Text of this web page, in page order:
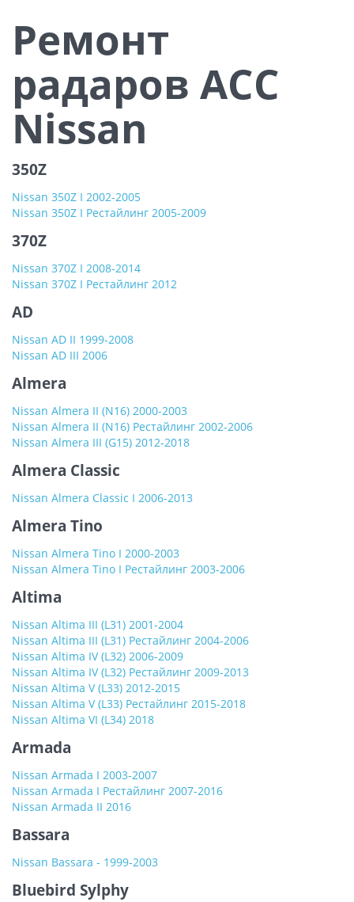
Ремонт
радаров АСС
Nissan
350Z
Nissan 350Z I 2002-2005
Nissan 350Z I Рестайлинг 2005-2009
370Z
Nissan 370Z I 2008-2014
Nissan 370Z I Рестайлинг 2012
AD
Nissan AD II 1999-2008
Nissan AD III 2006
Almera
Nissan Almera II (N16) 2000-2003
Nissan Almera II (N16) Рестайлинг 2002-2006
Nissan Almera III (G15) 2012-2018
Almera Classic
Nissan Almera Classic I 2006-2013
Almera Tino
Nissan Almera Tino I 2000-2003
Nissan Almera Tino I Рестайлинг 2003-2006
Altima
Nissan Altima III (L31) 2001-2004
Nissan Altima III (L31) Рестайлинг 2004-2006
Nissan Altima IV (L32) 2006-2009
Nissan Altima IV (L32) Рестайлинг 2009-2013
Nissan Altima V (L33) 2012-2015
Nissan Altima V (L33) Рестайлинг 2015-2018
Nissan Altima VI (L34) 2018
Armada
Nissan Armada I 2003-2007
Nissan Armada I Рестайлинг 2007-2016
Nissan Armada II 2016
Bassara
Nissan Bassara - 1999-2003
Bluebird Sylphy